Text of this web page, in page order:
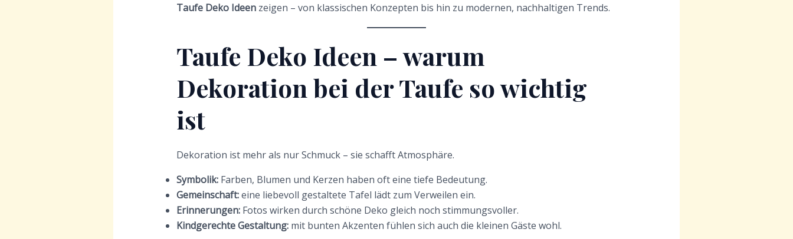
Taufe Deko Ideenzeigen – von klassischen Konzepten bis hin zu modernen, nachhaltigen Trends.
Taufe Deko Ideen – warum
Dekoration bei der Taufe so wichtig
ist
Dekoration ist mehr als nur Schmuck – sie schafft Atmosphäre.
Symbolik:Farben, Blumen und Kerzen haben oft eine tiefe Bedeutung.
Gemeinschaft:eine liebevoll gestaltete Tafel lädt zum Verweilen ein.
Erinnerungen:Fotos wirken durch schöne Deko gleich noch stimmungsvoller.
Kindgerechte Gestaltung:mit bunten Akzenten fühlen sich auch die kleinen Gäste wohl.